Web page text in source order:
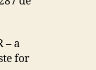
– a
for